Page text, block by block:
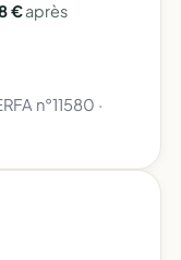
€après
n°11580 ·